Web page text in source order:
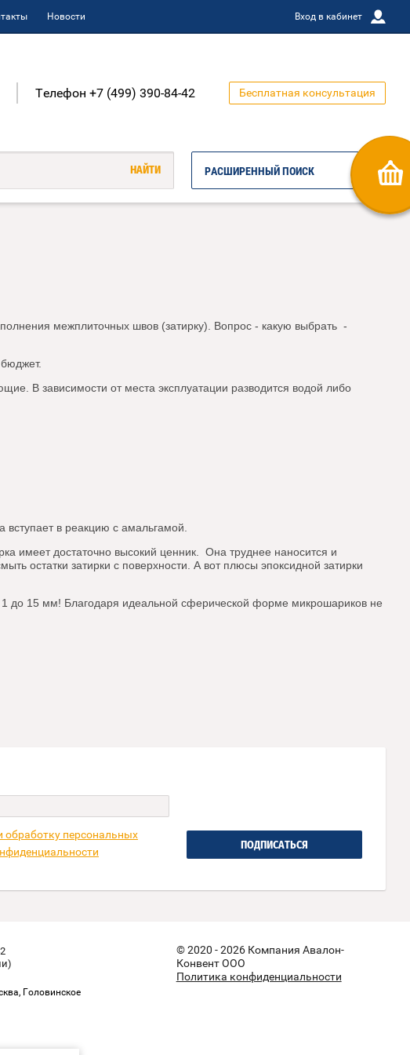
Новости Вход в кабинет
Телефон +7 (499) 390-84-42 Бесплатная консультация
РАСШИРЕННЫЙ ПОИСК
межплиточных швов (затирку). Вопрос - какую выбрать -
В зависимости от места эксплуатации разводится водой либо
вступает в реакцию с амальгамой.
имеет достаточно высокий ценник. Она труднее наносится и
остатки затирки с поверхности. А вот плюсы эпоксидной затирки
до 15 мм! Благодаря идеальной сферической форме микрошариков не
обработку персональных
ПОДПИСАТЬСЯ
Головинское
© 2020 - 2026 Компания Авалон-
Конвент ООО
Политика конфиденциальности